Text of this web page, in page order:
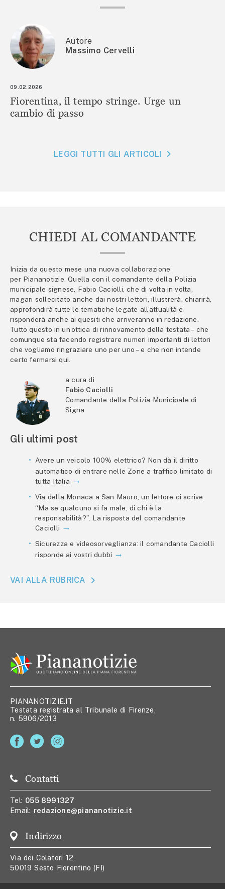
Autore
Massimo Cervelli
09.02.2026
Fiorentina, il tempo stringe. Urge un
cambio di passo
LEGGI TUTTI GLI ARTICOLI
CHIEDI AL COMANDANTE
Inizia da questo mese una nuova collaborazione
per Piananotizie. Quella con il comandante della Polizia
municipale signese, Fabio Caciolli, che di volta in volta,
magari sollecitato anche dai nostri lettori, illustrerà, chiarirà,
approfondirà tutte le tematiche legate all’attualità e
risponderà anche ai quesiti che arriveranno in redazione.
Tutto questo in un’ottica di rinnovamento della testata – che
comunque sta facendo registrare numeri importanti di lettori
che vogliamo ringraziare uno per uno – e che non intende
certo fermarsi qui.
a cura di
Fabio Caciolli
Comandante della Polizia Municipale di
Signa
Gli ultimi post
Avere un veicolo 100% elettrico? Non dà il diritto
automatico di entrare nelle Zone a traffico limitato di
tutta Italia
Via della Monaca a San Mauro, un lettore ci scrive:
“Ma se qualcuno si fa male, di chi è la
responsabilità?”. La risposta del comandante
Caciolli
Sicurezza e videosorveglianza: il comandante Caciolli
risponde ai vostri dubbi
VAI ALLA RUBRICA
PIANANOTIZIE.IT
Testata registrata al Tribunale di Firenze,
n. 5906/2013
Contatti
Tel: 055 8991327
Email: redazione@piananotizie.it
Indirizzo
Via dei Colatori 12,
50019 Sesto Fiorentino (FI)